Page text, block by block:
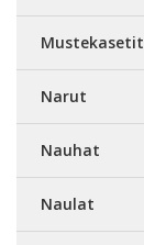
Mustekasetit
Narut
Nauhat
Naulat